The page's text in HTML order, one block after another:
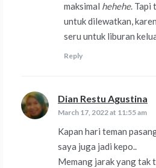
maksimal hehehe. Tapi
untuk dilewatkan,
seru untuk liburan
Reply
Dian Restu Agustina
March 17, 2022 at 11:55 am
Kapan hari teman
saya juga jadi kepo..
Memang jarak yang tak